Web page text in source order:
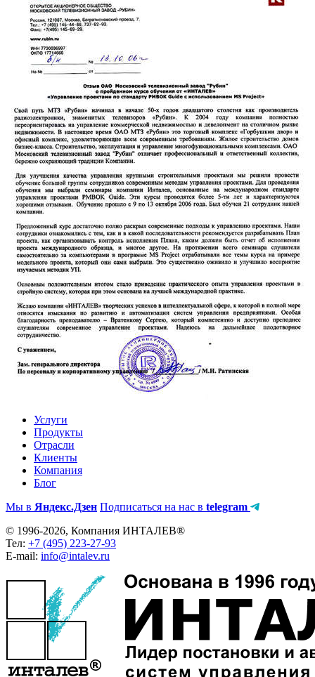
Услуги
Продукты
Отрасли
Клиенты
Компания
Блог
Мы в Яндекс.Дзен Подписаться на нас в telegram
© 1996-2026, Компания ИНТАЛЕВ®
Тел: +7 (495) 223-27-93
E-mail: info@intalev.ru